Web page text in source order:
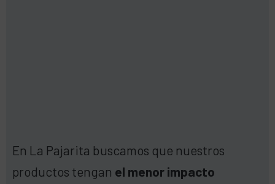
En La Pajarita buscamos que nuestros
productos tengan el menor impacto